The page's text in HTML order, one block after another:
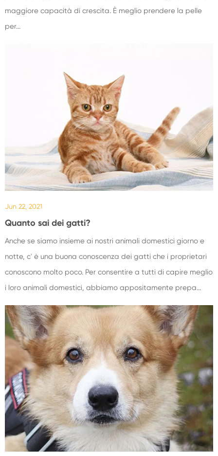
maggiore capacità di crescita. È meglio prendere la pelle
per...
Jun 22, 2021
Quanto sai dei gatti?
Anche se siamo insieme ai nostri animali domestici giorno e
notte, c' è una buona conoscenza dei gatti che i proprietari
conoscono molto poco. Per consentire a tutti di capire meglio
i loro animali domestici, abbiamo appositamente prepa...